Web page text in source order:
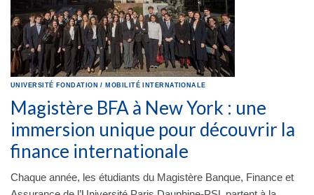
UNIVERSITÉ FONDATION / MOBILITÉ INTERNATIONALE
Magistère BFA à New York : une
immersion unique pour découvrir la
finance internationale
Chaque année, les étudiants du Magistère Banque, Finance et